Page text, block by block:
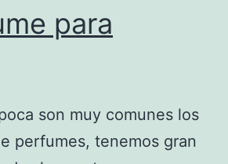
para
son muy comunes los
perfumes, tenemos gran